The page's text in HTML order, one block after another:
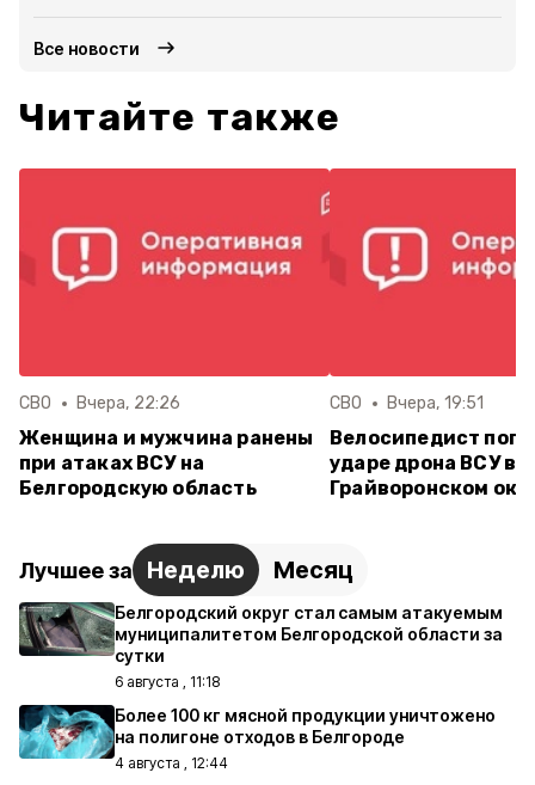
Все новости
Читайте также
СВО Вчера, 22:26
Женщина и мужчина ранены
при атаках ВСУ на
Белгородскую область
СВО Вчера, 19:51
Велосипедист
ударе дрона ВСУ в
Грайворонском
Лучшее за Неделю Месяц
Белгородский округ стал самым атакуемым
муниципалитетом Белгородской области за
сутки
6 августа , 11:18
Более 100 кг мясной продукции уничтожено
на полигоне отходов в Белгороде
4 августа , 12:44